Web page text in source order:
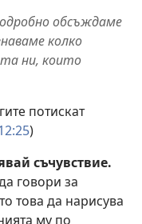
обсъждаме
колко
ни, които
потискат
)
съчувствие.
говори за
това да нарисува
му по